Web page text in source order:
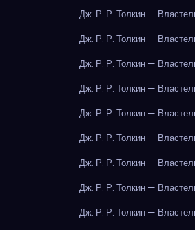
Дж. Р. Р. Толкин —
Дж. Р. Р. Толкин —
Дж. Р. Р. Толкин —
Дж. Р. Р. Толкин —
Дж. Р. Р. Толкин —
Дж. Р. Р. Толкин —
Дж. Р. Р. Толкин —
Дж. Р. Р. Толкин —
Дж. Р. Р. Толкин —